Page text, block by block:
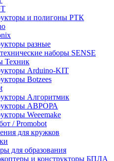
и полигоны РТК
разные
наборы SENSE
Техник
Arduino-KIT
Botzees
Алгоритмик
АВРОРА
Weeemake
/ Promobot
для кружков
для образования
и конструкторы БПЛА